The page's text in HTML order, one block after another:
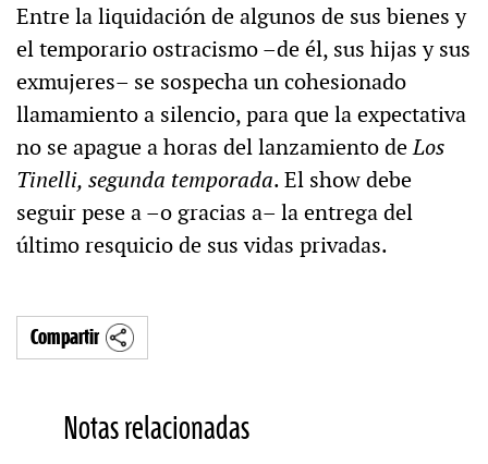
Entre la liquidación de algunos de sus bienes y
el temporario ostracismo –de él, sus hijas y sus
exmujeres– se sospecha un cohesionado
llamamiento a silencio, para que la expectativa
no se apague a horas del lanzamiento deLos
Tinelli, segunda temporada. El show debe
seguir pese a –o gracias a– la entrega del
último resquicio de sus vidas privadas.
Compartir
Notas relacionadas